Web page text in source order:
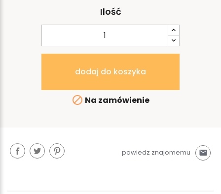
Ilość
dodaj do koszyka
 Na zamówienie
powiedz znajomemu mail